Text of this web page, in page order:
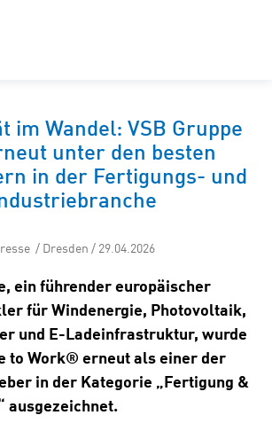
im Wandel: VSB Gruppe
unter den besten
in der Fertigungs- und
/ Dresden / 29.04.2026
ein führender europäischer
für Windenergie, Photovoltaik,
und E-Ladeinfrastruktur, wurde
to Work® erneut als einer der
in der Kategorie „Fertigung &
ausgezeichnet.